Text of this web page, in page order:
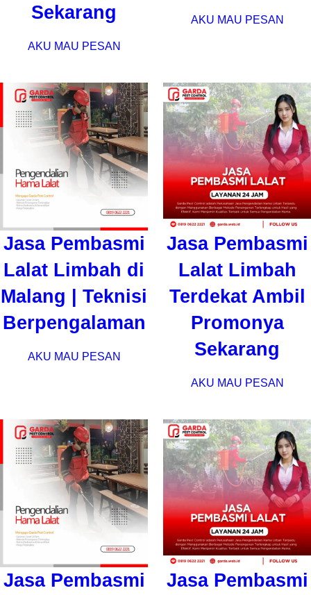
Sekarang
AKU MAU PESAN
AKU MAU PESAN
Jasa Pembasmi
Lalat Limbah di
Malang | Teknisi
Berpengalaman
AKU MAU PESAN
Jasa Pembasmi
Lalat Limbah
Terdekat Ambil
Promonya
Sekarang
AKU MAU PESAN
Jasa Pembasmi
Jasa Pembasmi